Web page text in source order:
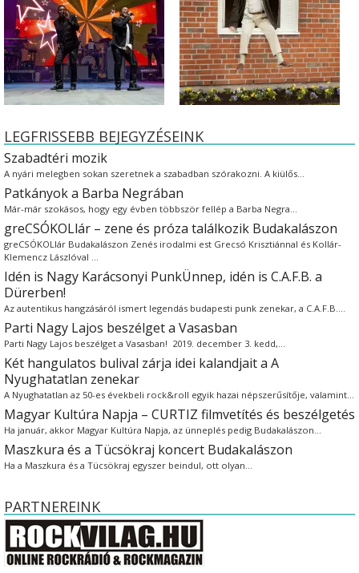
LEGFRISSEBB BEJEGYZÉSEINK
Szabadtéri mozik
A nyári melegben sokan szeretnek a szabadban szórakozni. A kiülős…
Patkányok a Barba Negrában
Már-már szokásos, hogy egy évben többször fellép a Barba Negra…
greCSÓKOLlár – zene és próza találkozik Budakalászon
greCSÓKOLlár Budakalászon Zenés irodalmi est Grecsó Krisztiánnal és Kollár-
Klemencz Lászlóval …
Idén is Nagy Karácsonyi PunkÜnnep, idén is C.A.F.B. a
Dürerben!
Az autentikus hangzásáról ismert legendás budapesti punk zenekar, a C.A.F.B.…
Parti Nagy Lajos beszélget a Vasasban
Parti Nagy Lajos beszélget a Vasasban! 2019. december 3. kedd,…
Két hangulatos bulival zárja idei kalandjait a A
Nyughatatlan zenekar
A Nyughatatlan az 50-es évekbeli rock&roll egyik hazai népszerűsítője, valamint…
Magyar Kultúra Napja – CURTIZ filmvetítés és beszélgetés
Ha január, akkor Magyar Kultúra Napja, az ünneplés pedig Budakalászon…
Maszkura és a Tücsökraj koncert Budakalászon
Ha a Maszkura és a Tücsökraj egyszer beindul, ott olyan…
PARTNEREINK